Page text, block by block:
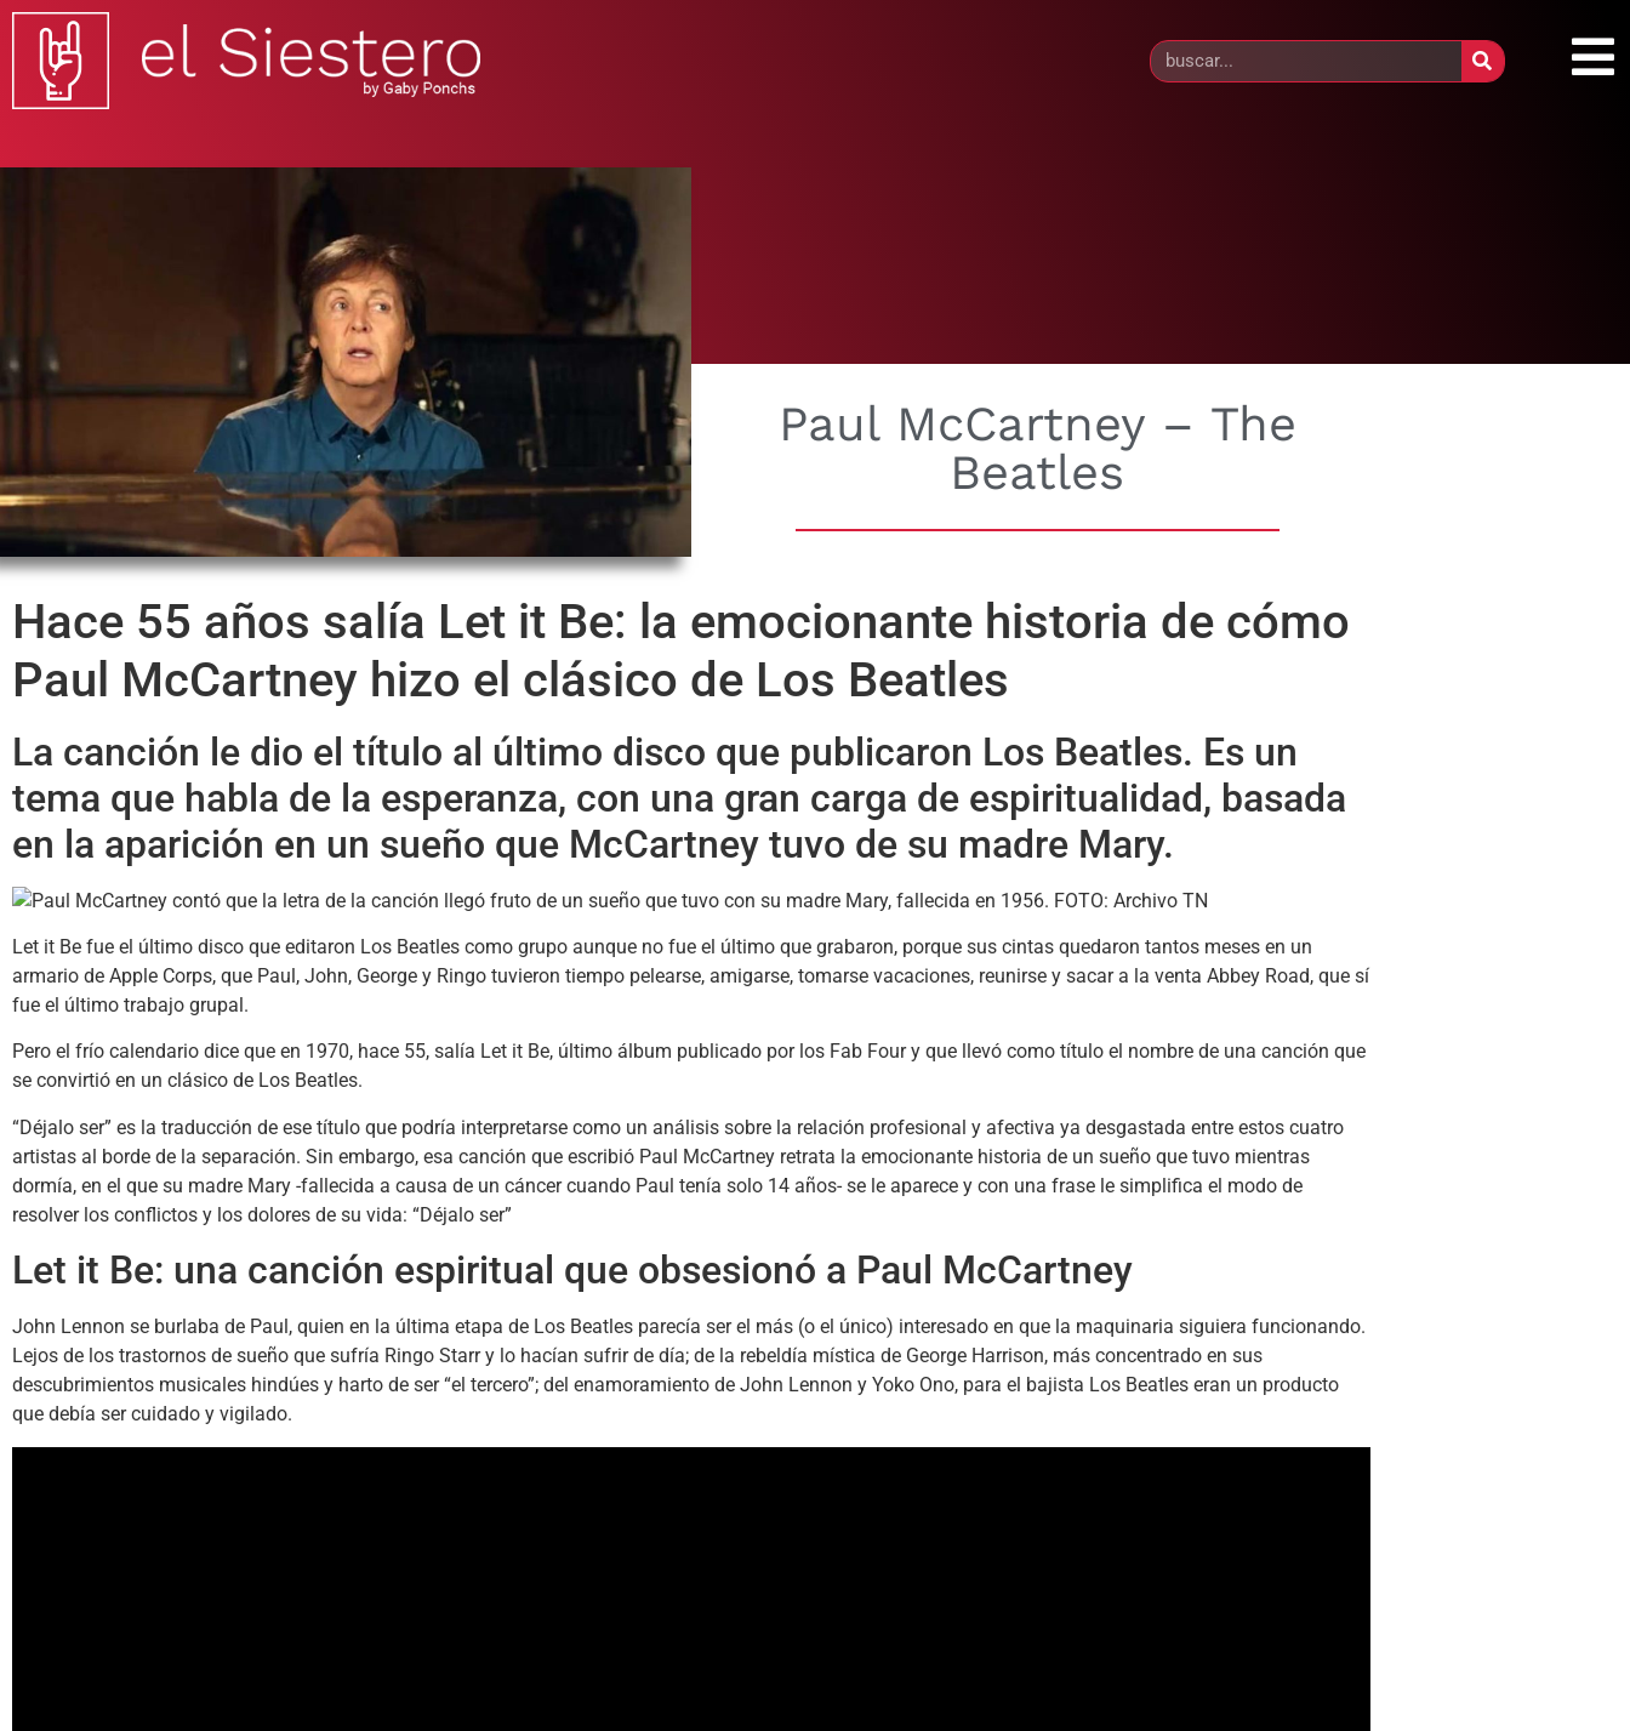
Paul McCartney – The
Beatles
Hace 55 años salía Let it Be: la emocionante historia de cómo
Paul McCartney hizo el clásico de Los Beatles
La canción le dio el título al último disco que publicaron Los Beatles. Es un
tema que habla de la esperanza, con una gran carga de espiritualidad, basada
en la aparición en un sueño que McCartney tuvo de su madre Mary.
Let it Be fue el último disco que editaron Los Beatles como grupo aunque no fue el último que grabaron, porque sus cintas quedaron tantos meses en un
armario de Apple Corps, que Paul, John, George y Ringo tuvieron tiempo pelearse, amigarse, tomarse vacaciones, reunirse y sacar a la venta Abbey Road, que sí
fue el último trabajo grupal.
Pero el frío calendario dice que en 1970, hace 55, salía Let it Be, último álbum publicado por los Fab Four y que llevó como título el nombre de una canción que
se convirtió en un clásico de Los Beatles.
“Déjalo ser” es la traducción de ese título que podría interpretarse como un análisis sobre la relación profesional y afectiva ya desgastada entre estos cuatro
artistas al borde de la separación. Sin embargo, esa canción que escribió Paul McCartney retrata la emocionante historia de un sueño que tuvo mientras
dormía, en el que su madre Mary -fallecida a causa de un cáncer cuando Paul tenía solo 14 años- se le aparece y con una frase le simplifica el modo de
resolver los conflictos y los dolores de su vida: “Déjalo ser”
Let it Be: una canción espiritual que obsesionó a Paul McCartney
John Lennon se burlaba de Paul, quien en la última etapa de Los Beatles parecía ser el más (o el único) interesado en que la maquinaria siguiera funcionando.
Lejos de los trastornos de sueño que sufría Ringo Starr y lo hacían sufrir de día; de la rebeldía mística de George Harrison, más concentrado en sus
descubrimientos musicales hindúes y harto de ser “el tercero”; del enamoramiento de John Lennon y Yoko Ono, para el bajista Los Beatles eran un producto
que debía ser cuidado y vigilado.